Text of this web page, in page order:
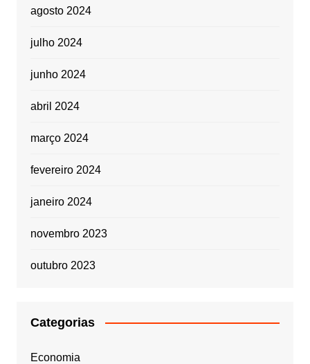
agosto 2024
julho 2024
junho 2024
abril 2024
março 2024
fevereiro 2024
janeiro 2024
novembro 2023
outubro 2023
Categorias
Economia